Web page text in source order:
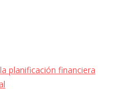
planificación financiera